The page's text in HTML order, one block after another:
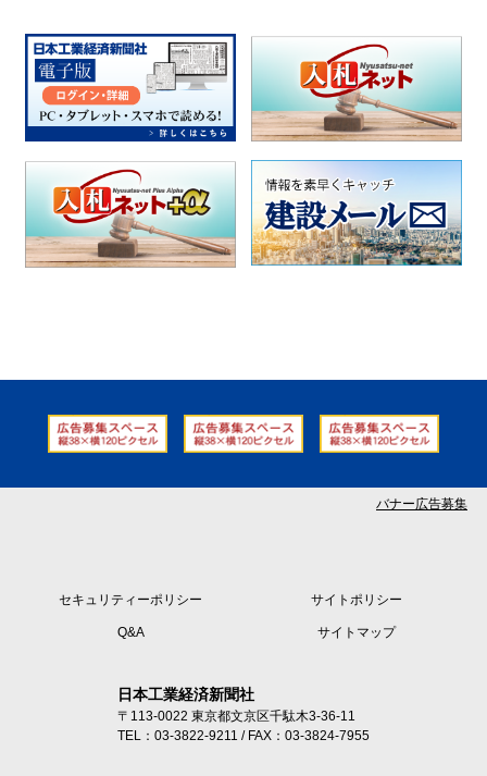
バナー広告募集
セキュリティーポリシー サイトポリシー
Q&A サイトマップ
日本工業経済新聞社
〒113-0022 東京都文京区千駄木3-36-11
TEL：03-3822-9211 / FAX：03-3824-7955